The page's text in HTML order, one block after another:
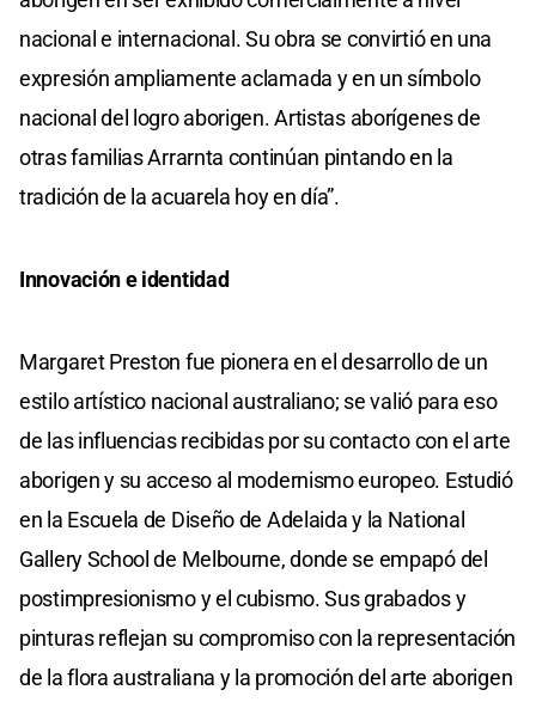
nacional e internacional. Su obra se convirtió en una
expresión ampliamente aclamada y en un símbolo
nacional del logro aborigen. Artistas aborígenes de
otras familias Arrarnta continúan pintando en la
tradición de la acuarela hoy en día”.
Innovación e identidad
Margaret Preston fue pionera en el desarrollo de un
estilo artístico nacional australiano; se valió para eso
de las influencias recibidas por su contacto con el arte
aborigen y su acceso al modernismo europeo. Estudió
en la Escuela de Diseño de Adelaida y la National
Gallery School de Melbourne, donde se empapó del
postimpresionismo y el cubismo. Sus grabados y
pinturas reflejan su compromiso con la representación
de la flora australiana y la promoción del arte aborigen